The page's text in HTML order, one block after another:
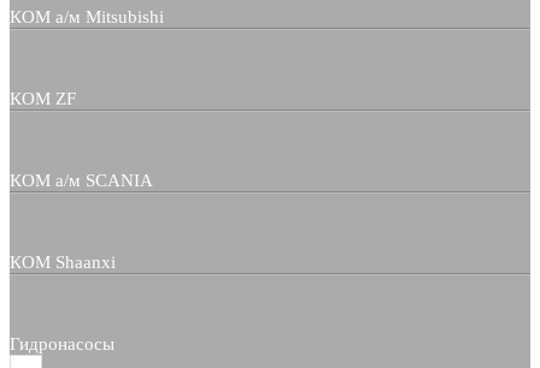
КОМ а/м Mitsubishi
КОМ ZF
КОМ а/м SCANIA
КОМ Shaanxi
Гидронасосы